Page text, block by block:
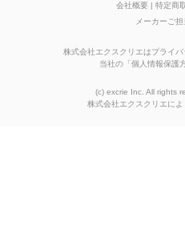
会社概要
特定商
メーカーご
株式会社エクスクリエはプライバ
当社の 「個人情報保護
(c) excrie Inc. All rights
株式会社エクスクリエによ